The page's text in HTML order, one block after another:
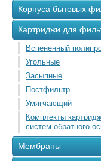
Корпуса бытовых
Картриджи для
Вспененный
Угольные
Засыпные
Постфильтр
Умягчающий
Комплекты
систем обратного
Мембраны